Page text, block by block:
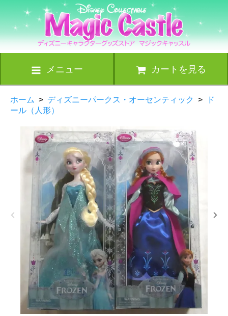
メニュー カートを見る
ホーム > ディズニーパークス・オーセンティック >
ド
ール（人形）